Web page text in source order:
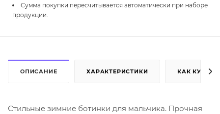
Сумма покупки пересчитывается автоматически при наборе
продукции.
ОПИСАНИЕ ХАРАКТЕРИСТИКИ КАК КУПИТЬ
Стильные зимние ботинки для мальчика. Прочная